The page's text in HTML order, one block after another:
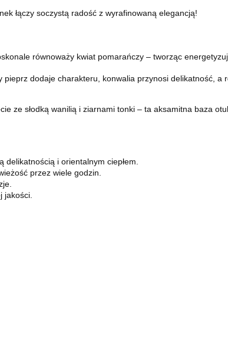
łączy soczystą radość z wyrafinowaną elegancją!
równoważy kwiat pomarańczy – tworząc
dodaje charakteru, konwalia przynosi delikatność, a
ze słodką wanilią i ziarnami tonki – ta aksamitna baza
i orientalnym ciepłem.
przez wiele godzin.
jakości.